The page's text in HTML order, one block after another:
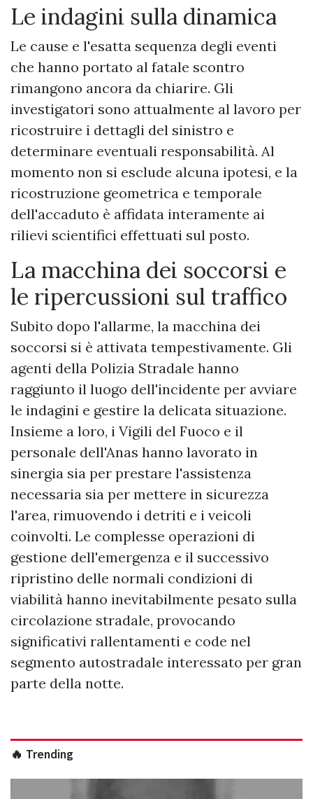
Le indagini sulla dinamica
Le cause e l'esatta sequenza degli eventi
che hanno portato al fatale scontro
rimangono ancora da chiarire. Gli
investigatori sono attualmente al lavoro per
ricostruire i dettagli del sinistro e
determinare eventuali responsabilità. Al
momento non si esclude alcuna ipotesi, e la
ricostruzione geometrica e temporale
dell'accaduto è affidata interamente ai
rilievi scientifici effettuati sul posto.
La macchina dei soccorsi e
le ripercussioni sul traffico
Subito dopo l'allarme, la macchina dei
soccorsi si è attivata tempestivamente. Gli
agenti della Polizia Stradale hanno
raggiunto il luogo dell'incidente per avviare
le indagini e gestire la delicata situazione.
Insieme a loro, i Vigili del Fuoco e il
personale dell'Anas hanno lavorato in
sinergia sia per prestare l'assistenza
necessaria sia per mettere in sicurezza
l'area, rimuovendo i detriti e i veicoli
coinvolti. Le complesse operazioni di
gestione dell'emergenza e il successivo
ripristino delle normali condizioni di
viabilità hanno inevitabilmente pesato sulla
circolazione stradale, provocando
significativi rallentamenti e code nel
segmento autostradale interessato per gran
parte della notte.
🔥 Trending